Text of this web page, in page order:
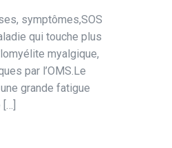
symptômes,SOS
qui touche plus
myalgique,
par l’OMS.Le
grande fatigue